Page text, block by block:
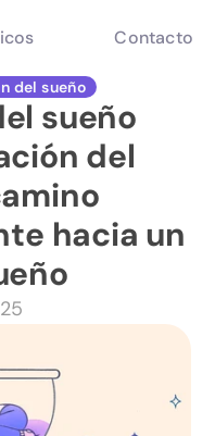
Contacto
del sueño
sueño
del
hacia un